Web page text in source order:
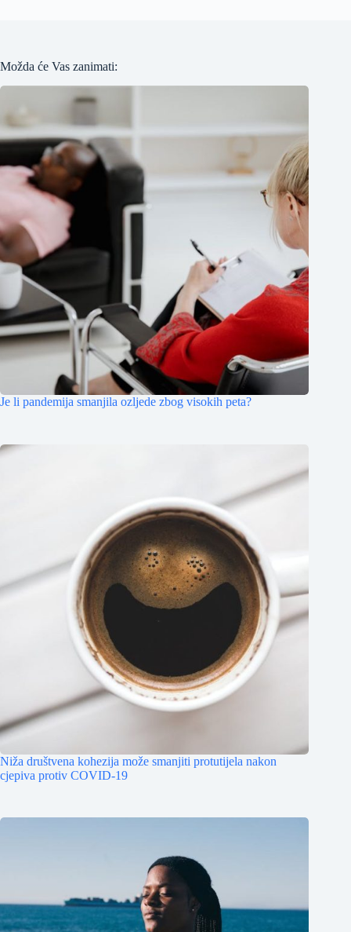
Možda će Vas zanimati:
Je li pandemija smanjila ozljede zbog visokih peta?
Niža društvena kohezija može smanjiti protutijela nakon
cjepiva protiv COVID-19